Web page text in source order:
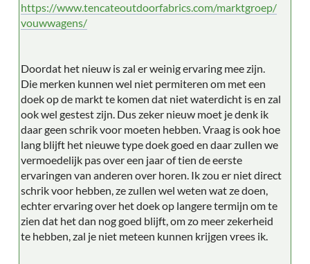
https://www.tencateoutdoorfabrics.com/marktgroep/
vouwwagens/
Doordat het nieuw is zal er weinig ervaring mee zijn.
Die merken kunnen wel niet permiteren om met een
doek op de markt te komen dat niet waterdicht is en zal
ook wel gestest zijn. Dus zeker nieuw moet je denk ik
daar geen schrik voor moeten hebben. Vraag is ook hoe
lang blijft het nieuwe type doek goed en daar zullen we
vermoedelijk pas over een jaar of tien de eerste
ervaringen van anderen over horen. Ik zou er niet direct
schrik voor hebben, ze zullen wel weten wat ze doen,
echter ervaring over het doek op langere termijn om te
zien dat het dan nog goed blijft, om zo meer zekerheid
te hebben, zal je niet meteen kunnen krijgen vrees ik.